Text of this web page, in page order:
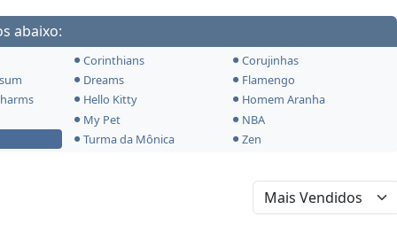
abaixo:
Corinthians
Corujinhas
Dreams
Flamengo
Hello Kitty
Homem Aranha
My Pet
NBA
Turma da Mônica Zen